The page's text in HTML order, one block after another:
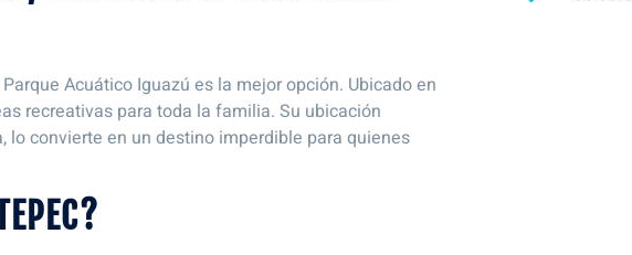
Acuático Iguazú es la mejor opción. Ubicado en
recreativas para toda la familia. Su ubicación
lo convierte en un destino imperdible para quienes